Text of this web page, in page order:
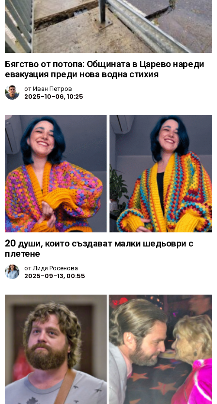
Бягство от потопа: Общината в Царево нареди
евакуация преди нова водна стихия
отИван Петров
2025-10-06, 10:25
20 души, които създават малки шедьоври с
плетене
отЛиди Росенова
2025-09-13, 00:55